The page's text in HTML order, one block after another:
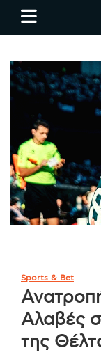
Skippolitic.gr
Sports & Bet
Αλαβές
της